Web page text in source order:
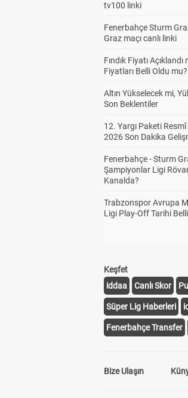
tv100 linki
Fenerbahçe Sturm
Graz maçı canlı linki
Fındık Fiyatı
Fiyatları Belli Oldu mu?
Altın Yükselecek mi,
Son Beklentiler
12. Yargı Paketi Resmî
2026 Son Dakika
Fenerbahçe - Sturm
Şampiyonlar Ligi
Kanalda?
Trabzonspor Avrupa
Ligi Play-Off Tarihi
Keşfet
iddaa
Canlı Skor
Süper Lig Haberleri
Fenerbahçe Transfer
Bize Ulaşın